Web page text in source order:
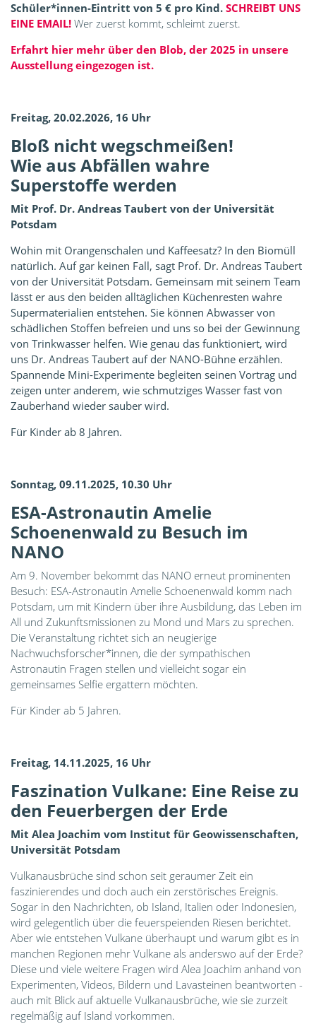
Schüler*innen-Eintritt von 5 € pro Kind. SCHREIBT UNS
EINE EMAIL! Wer zuerst kommt, schleimt zuerst.
Erfahrt hier mehr über den Blob, der 2025 in unsere
Ausstellung eingezogen ist.
Freitag, 20.02.2026, 16 Uhr
Bloß nicht wegschmeißen!
Wie aus Abfällen wahre
Superstoffe werden
Mit Prof. Dr. Andreas Taubert von der Universität
Potsdam
Wohin mit Orangenschalen und Kaffeesatz? In den Biomüll
natürlich. Auf gar keinen Fall, sagt Prof. Dr. Andreas Taubert
von der Universität Potsdam. Gemeinsam mit seinem Team
lässt er aus den beiden alltäglichen Küchenresten wahre
Supermaterialien entstehen. Sie können Abwasser von
schädlichen Stoffen befreien und uns so bei der Gewinnung
von Trinkwasser helfen. Wie genau das funktioniert, wird
uns Dr. Andreas Taubert auf der NANO-Bühne erzählen.
Spannende Mini-Experimente begleiten seinen Vortrag und
zeigen unter anderem, wie schmutziges Wasser fast von
Zauberhand wieder sauber wird.
Für Kinder ab 8 Jahren.
Sonntag, 09.11.2025, 10.30 Uhr
ESA-Astronautin Amelie
Schoenenwald zu Besuch im
NANO
Am 9. November bekommt das NANO erneut prominenten
Besuch: ESA-Astronautin Amelie Schoenenwald komm nach
Potsdam, um mit Kindern über ihre Ausbildung, das Leben im
All und Zukunftsmissionen zu Mond und Mars zu sprechen.
Die Veranstaltung richtet sich an neugierige
Nachwuchsforscher*innen, die der sympathischen
Astronautin Fragen stellen und vielleicht sogar ein
gemeinsames Selfie ergattern möchten.
Für Kinder ab 5 Jahren.
Freitag, 14.11.2025, 16 Uhr
Faszination Vulkane: Eine Reise zu
den Feuerbergen der Erde
Mit Alea Joachim vom Institut für Geowissenschaften,
Universität Potsdam
Vulkanausbrüche sind schon seit geraumer Zeit ein
faszinierendes und doch auch ein zerstörisches Ereignis.
Sogar in den Nachrichten, ob Island, Italien oder Indonesien,
wird gelegentlich über die feuerspeienden Riesen berichtet.
Aber wie entstehen Vulkane überhaupt und warum gibt es in
manchen Regionen mehr Vulkane als anderswo auf der Erde?
Diese und viele weitere Fragen wird Alea Joachim anhand von
Experimenten, Videos, Bildern und Lavasteinen beantworten -
auch mit Blick auf aktuelle Vulkanausbrüche, wie sie zurzeit
regelmäßig auf Island vorkommen.